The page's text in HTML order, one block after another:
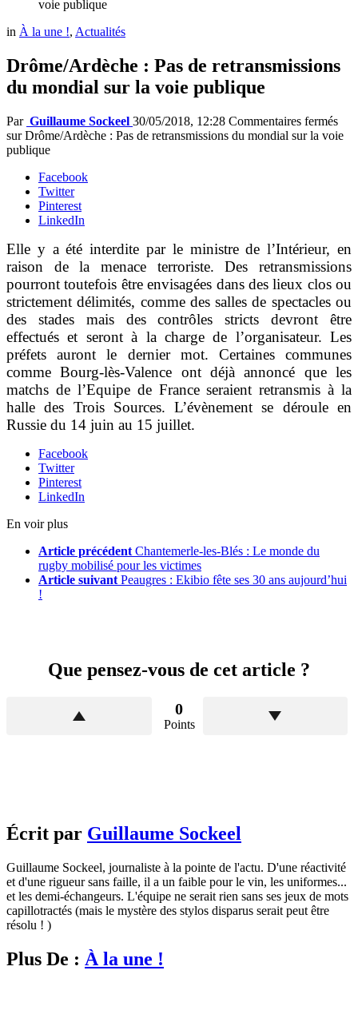
voie publique
in À la une !, Actualités
Drôme/Ardèche : Pas de retransmissions
du mondial sur la voie publique
Par Guillaume Sockeel 30/05/2018, 12:28 Commentaires fermés
sur Drôme/Ardèche : Pas de retransmissions du mondial sur la voie
publique
Facebook
Twitter
Pinterest
LinkedIn
Elle y a été interdite par le ministre de l’Intérieur, en
raison de la menace terroriste. Des retransmissions
pourront toutefois être envisagées dans des lieux clos ou
strictement délimités, comme des salles de spectacles ou
des stades mais des contrôles stricts devront être
effectués et seront à la charge de l’organisateur. Les
préfets auront le dernier mot. Certaines communes
comme Bourg-lès-Valence ont déjà annoncé que les
matchs de l’Equipe de France seraient retransmis à la
halle des Trois Sources. L’évènement se déroule en
Russie du 14 juin au 15 juillet.
Facebook
Twitter
Pinterest
LinkedIn
En voir plus
Article précédent Chantemerle-les-Blés : Le monde du
rugby mobilisé pour les victimes
Article suivant Peaugres : Ekibio fête ses 30 ans aujourd’hui
!
Que pensez-vous de cet article ?
0
Points
Écrit par Guillaume Sockeel
Guillaume Sockeel, journaliste à la pointe de l'actu. D'une réactivité
et d'une rigueur sans faille, il a un faible pour le vin, les uniformes...
et les demi-échangeurs. L'équipe ne serait rien sans ses jeux de mots
capillotractés (mais le mystère des stylos disparus serait peut être
résolu ! )
Plus De : À la une !